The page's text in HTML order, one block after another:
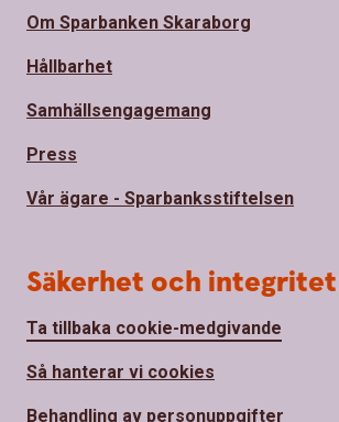
Om Sparbanken Skaraborg
Hållbarhet
Samhällsengagemang
Press
Vår ägare - Sparbanksstiftelsen
Säkerhet och integritet
Ta tillbaka cookie-medgivande
Så hanterar vi cookies
Behandling av personuppgifter